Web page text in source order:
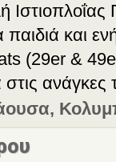
και
(29er &
ανάγκες